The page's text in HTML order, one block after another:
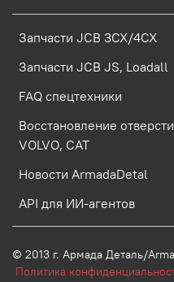
Запчасти JCB 3CX/4CX
Запчасти JCB JS, Loadall
FAQ спецтехники
Восстановление
VOLVO, CAT
Новости ArmadaDetal
API для ИИ-агентов
© 2013 г. Армада
Политика